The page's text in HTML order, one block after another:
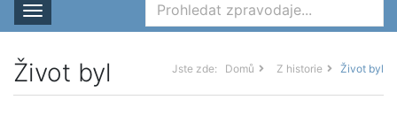
Rozbalit nabídku
Život byl Jste zde: Domů Z historie Život byl